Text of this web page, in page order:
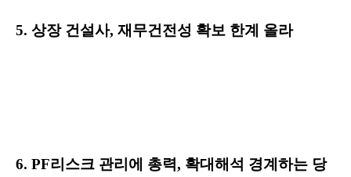
5. 상장 건설사, 재무건전성 확보 한계 올라
6. PF리스크 관리에 총력, 확대해석 경계하는 당